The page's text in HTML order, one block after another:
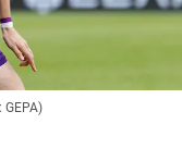
GEPA)